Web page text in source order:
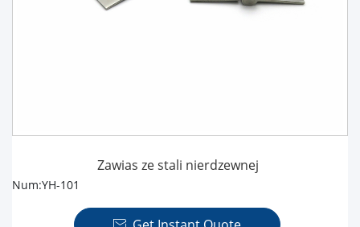
Zawias ze stali nierdzewnej
Num:YH-101